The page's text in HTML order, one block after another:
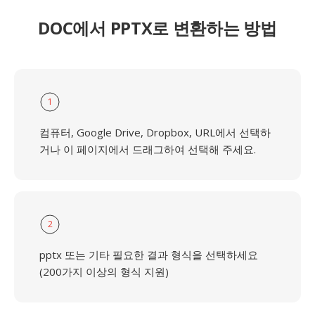
DOC에서 PPTX로 변환하는 방법
1
컴퓨터, Google Drive, Dropbox, URL에서 선택하
거나 이 페이지에서 드래그하여 선택해 주세요.
2
pptx 또는 기타 필요한 결과 형식을 선택하세요
(200가지 이상의 형식 지원)